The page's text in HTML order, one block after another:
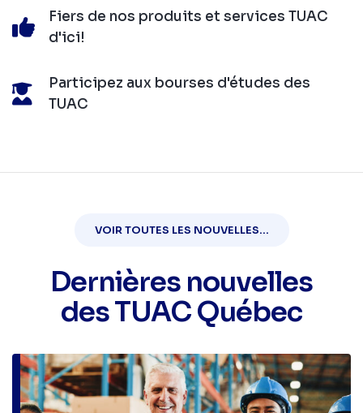
Fiers de nos produits et services TUAC
d'ici!
Participez aux bourses d'études des
TUAC
VOIR TOUTES LES NOUVELLES...
Dernières nouvelles
des TUAC Québec